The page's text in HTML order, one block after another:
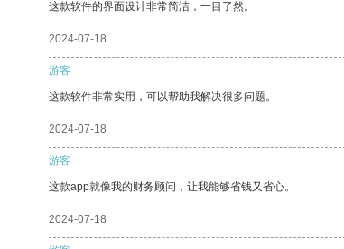
这款软件的界面设计非常简洁，一目了然。
2024-07-18
游客
这款软件非常实用，可以帮助我解决很多问题。
2024-07-18
游客
这款app就像我的财务顾问，让我能够省钱又省心。
2024-07-18